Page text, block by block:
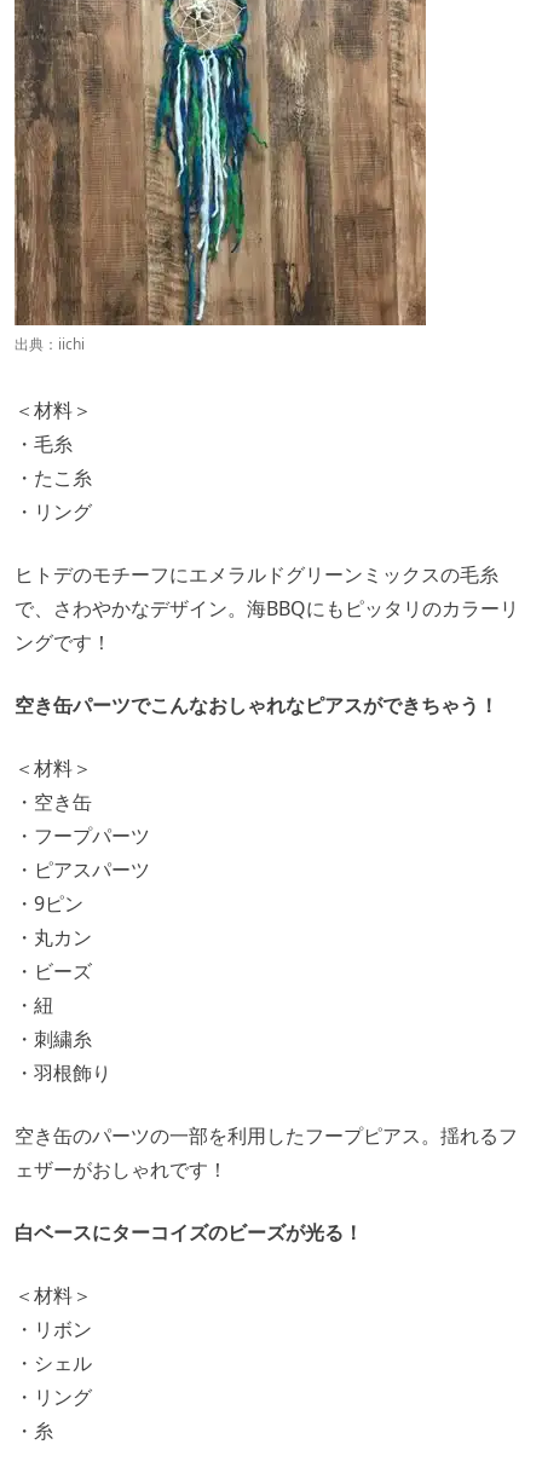
出典： iichi
＜材料＞
・毛糸
・たこ糸
・リング
ヒトデのモチーフにエメラルドグリーンミックスの毛糸
で、さわやかなデザイン。海BBQにもピッタリのカラーリ
ングです！
空き缶パーツでこんなおしゃれなピアスができちゃう！
＜材料＞
・空き缶
・フープパーツ
・ピアスパーツ
・9ピン
・丸カン
・ビーズ
・紐
・刺繍糸
・羽根飾り
空き缶のパーツの一部を利用したフープピアス。揺れるフ
ェザーがおしゃれです！
白ベースにターコイズのビーズが光る！
＜材料＞
・リボン
・シェル
・リング
・糸